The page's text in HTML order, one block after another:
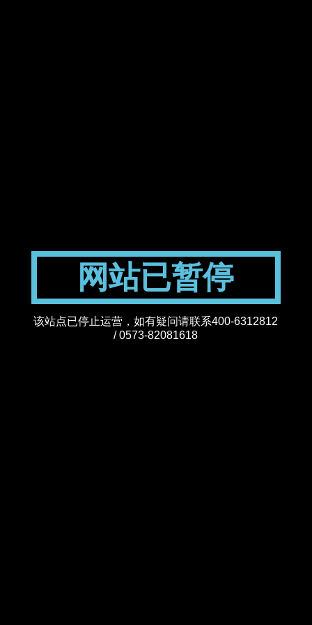
网站已暂停
该站点已停止运营，如有疑问请联系400-6312812
/ 0573-82081618